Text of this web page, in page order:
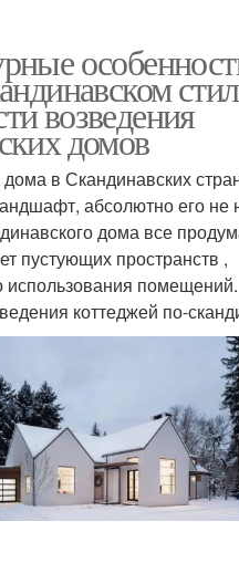
возведения
домов
в Скандинавских
абсолютно его не
дома все
пустующих пространств ,
использования помещений.
коттеджей по-